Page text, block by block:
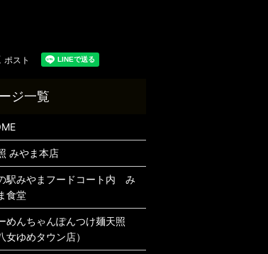
みやま本店
駅みやまフードコート内 み
食堂
めんちゃんぽんつけ麺天照
女ゆめタウン店）